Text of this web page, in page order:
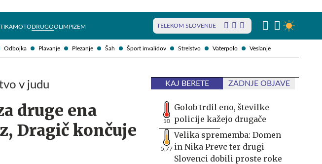
Odbojka Plavanje Plezanje Šah Šport invalidov Strelstvo Vaterpolo Veslanje
MOTODRUGOOLIMPIZEM TELEKOM SLOVENIJE
v judu
druge ena
Dragič končuje
KAJ BERETE ZADNJE OBJAVE
10
Golob trdil eno, številke
policije kažejo drugače
5,77
Velika sprememba: Domen
in Nika Prevc ter drugi
Slovenci dobili proste roke